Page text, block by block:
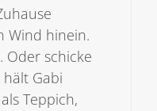
Wind hinein.
schicke
Gabi
Teppich,